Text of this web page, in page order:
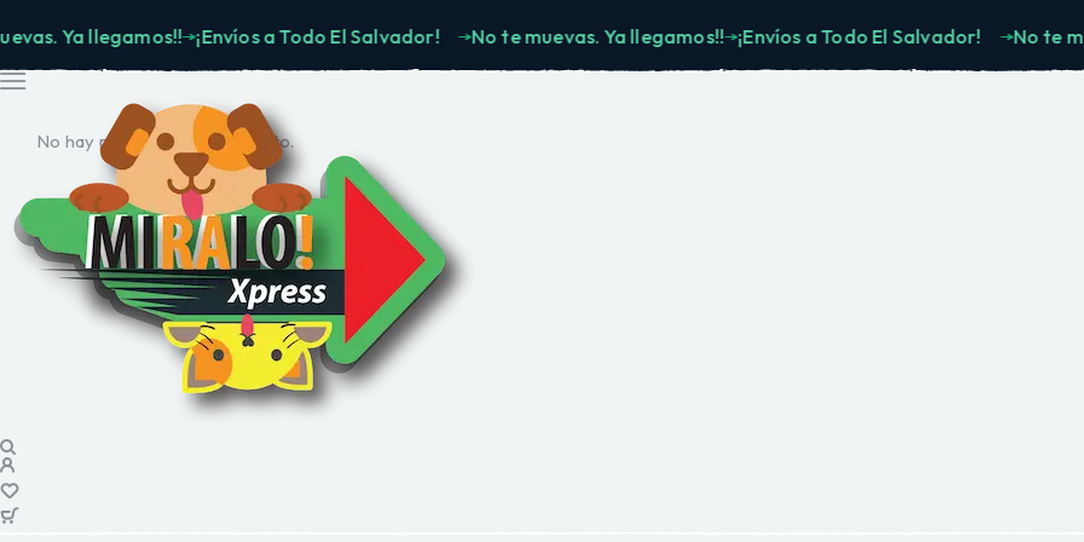
Ya llegamos!! ¡Envíos a Todo El Salvador! No te muevas. Ya llegamos!! ¡Envíos a Todo El Salvador! No te
No hay productos en el carrito.